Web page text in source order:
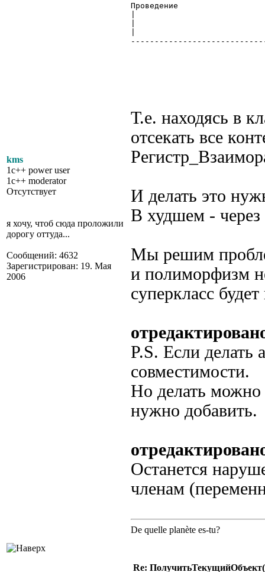
kms
1c++ power user
1c++ moderator
Отсутствует
я хочу, чтоб сюда проложили
дорогу оттуда...
Сообщений: 4632
Зарегистрирован: 19. Мая
2006
Проведение			  Регистры				   Регистры
Т.е. находясь в
отсекать все
И делать это
В худшем - через
Мы решим
и полиморфизм
суперкласс
P.S. Если делать
совместимости.
Но делать можно
нужно добавить.
Останется
членам
De quelle planète es-tu?
Re: